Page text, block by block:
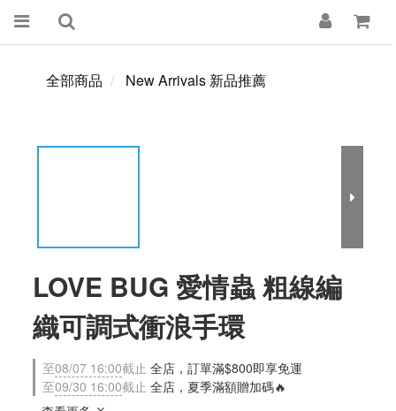
全部商品 New Arrivals 新品推薦
LOVE BUG 愛情蟲 粗線編
織可調式衝浪手環
至08/07 16:00截止 全店，訂單滿$800即享免運
至09/30 16:00截止 全店，夏季滿額贈加碼🔥